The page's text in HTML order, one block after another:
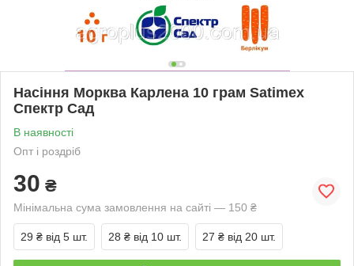
Насіння Морква Карлена 10 грам Satimex
Спектр Сад
В наявності
Опт і роздріб
30 ₴
Мінімальна сума замовлення на сайті — 150 ₴
29 ₴ від 5 шт. 28 ₴ від 10 шт. 27 ₴ від 20 шт.